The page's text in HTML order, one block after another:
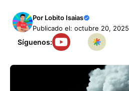
Por Lobito Isaias
Publicado el: octubre 20, 2025
Síguenos: